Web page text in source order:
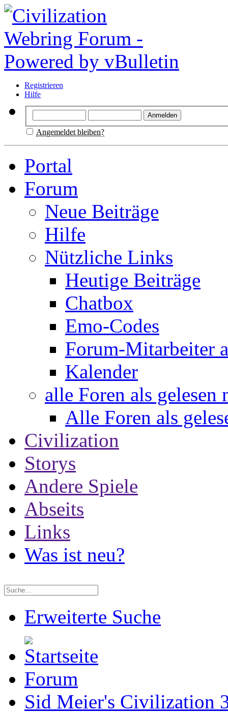
Registrieren
Hilfe
Angemeldet bleiben?
Portal
Forum
Neue Beiträge
Hilfe
Nützliche Links
Heutige Beiträge
Chatbox
Emo-Codes
Forum-Mitarbeiter
Kalender
alle Foren als gelesen
Alle Foren als
Civilization
Storys
Andere Spiele
Abseits
Links
Was ist neu?
Erweiterte Suche
Forum
Sid Meier's Civilization